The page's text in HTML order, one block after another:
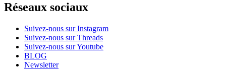
Réseaux sociaux
Suivez-nous sur Instagram
Suivez-nous sur Threads
Suivez-nous sur Youtube
BLOG
Newsletter